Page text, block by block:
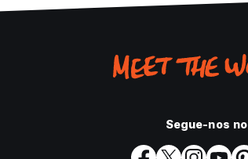
Segue-nos no